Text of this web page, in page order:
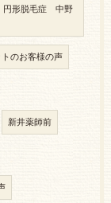
形脱毛症 中野
のお客様の声
新井薬師前